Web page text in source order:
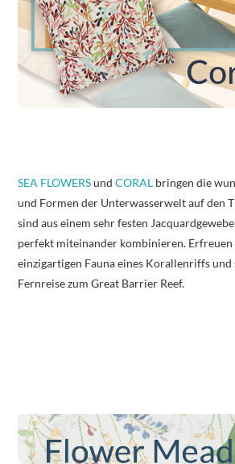
SEA FLOWERSundCORAL bringen die
und Formen der Unterwasserwelt auf den
sind aus einem sehr festen
perfekt miteinander kombinieren. Erfreuen
einzigartigen Fauna eines Korallenriffs und
Fernreise zum Great Barrier Reef.